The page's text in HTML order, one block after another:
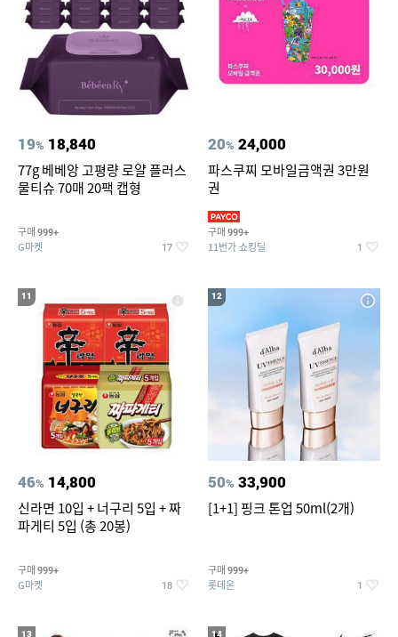
19% 18,840
77g 베베앙 고평량 로얄 플러스
물티슈 70매 20팩 캡형
구매 999+
G마켓 17
20% 24,000
파스쿠찌 모바일금액권 3만원
권
구매 999+
11번가 쇼킹딜 1
11
46% 14,800
신라면 10입 + 너구리 5입 + 짜
파게티 5입 (총 20봉)
구매 999+
G마켓 18
12
50% 33,900
[1+1] 핑크 톤업 50ml(2개)
구매 999+
롯데온 1
13 14